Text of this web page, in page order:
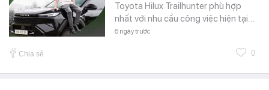
Toyota Hilux Trailhunter phù hợp
nhất với nhu cầu công việc hiện tại…
6 ngày trước
Chia sẻ 0